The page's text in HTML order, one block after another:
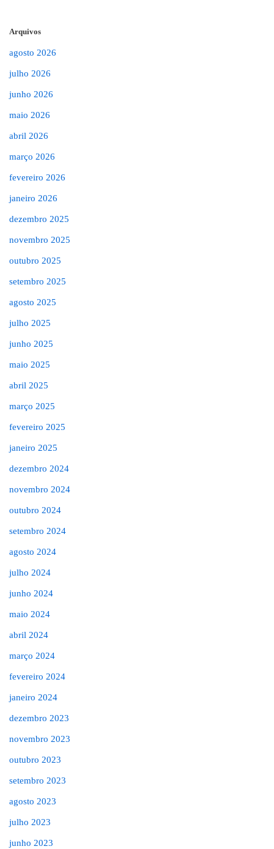
Arquivos
agosto 2026
julho 2026
junho 2026
maio 2026
abril 2026
março 2026
fevereiro 2026
janeiro 2026
dezembro 2025
novembro 2025
outubro 2025
setembro 2025
agosto 2025
julho 2025
junho 2025
maio 2025
abril 2025
março 2025
fevereiro 2025
janeiro 2025
dezembro 2024
novembro 2024
outubro 2024
setembro 2024
agosto 2024
julho 2024
junho 2024
maio 2024
abril 2024
março 2024
fevereiro 2024
janeiro 2024
dezembro 2023
novembro 2023
outubro 2023
setembro 2023
agosto 2023
julho 2023
junho 2023